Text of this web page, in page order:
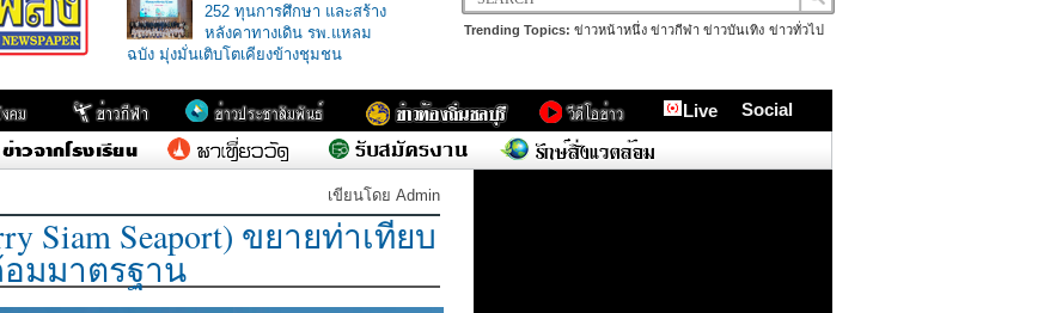
252 ทุนการศึกษา และสร้าง
หลังคาทางเดิน รพ.แหลม
ฉบัง มุ่งมั่นเติบโตเคียงข้างชุมชน
Trending Topics: ข่าวหน้าหนึ่ง ข่าวกีฬา ข่าวบันเทิง ข่าวทั่วไป
Live Social
เขียนโดย Admin
Siam Seaport) ขยายท่าเทียบ
อมมาตรฐาน